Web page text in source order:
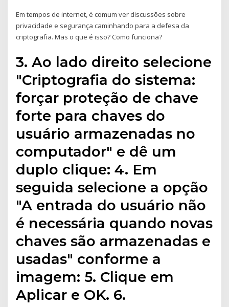
Em tempos de internet, é comum ver discussões sobre
privacidade e segurança caminhando para a defesa da
criptografia. Mas o que é isso? Como funciona?
3. Ao lado direito selecione
"Criptografia do sistema:
forçar proteção de chave
forte para chaves do
usuário armazenadas no
computador" e dê um
duplo clique: 4. Em
seguida selecione a opção
"A entrada do usuário não
é necessária quando novas
chaves são armazenadas e
usadas" conforme a
imagem: 5. Clique em
Aplicar e OK. 6.